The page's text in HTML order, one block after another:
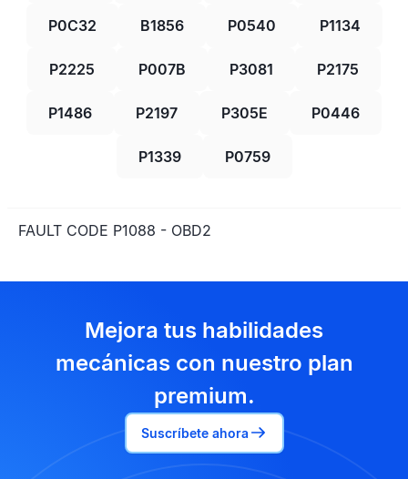
P0C32 B1856 P0540 P1134
P2225 P007B P3081 P2175
P1486 P2197 P305E P0446
P1339 P0759
FAULT CODE P1088 - OBD2
Mejora tus habilidades
mecánicas con nuestro plan
premium.
Suscríbete ahora